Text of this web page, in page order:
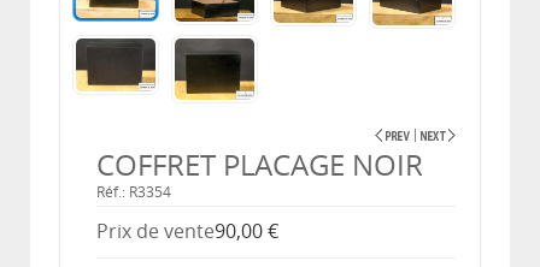
COFFRET PLACAGE NOIR
Réf.: R3354
Prix ​​de vente90,00 €